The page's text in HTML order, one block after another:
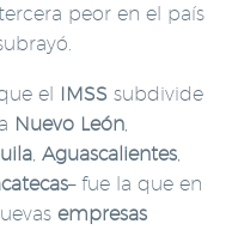
peor en el país
el IMSS subdivide
Nuevo León,
, Aguascalientes,
– fue la que en
empresas